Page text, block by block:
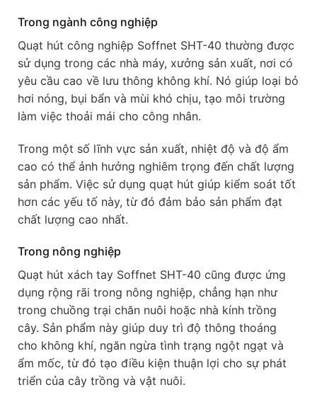
Trong ngành công nghiệp
Quạt hút công nghiệp Soffnet SHT-40 thường được
sử dụng trong các nhà máy, xưởng sản xuất, nơi có
yêu cầu cao về lưu thông không khí. Nó giúp loại bỏ
hơi nóng, bụi bẩn và mùi khó chịu, tạo môi trường
làm việc thoải mái cho công nhân.
Trong một số lĩnh vực sản xuất, nhiệt độ và độ ẩm
cao có thể ảnh hưởng nghiêm trọng đến chất lượng
sản phẩm. Việc sử dụng quạt hút giúp kiểm soát tốt
hơn các yếu tố này, từ đó đảm bảo sản phẩm đạt
chất lượng cao nhất.
Trong nông nghiệp
Quạt hút xách tay Soffnet SHT-40 cũng được ứng
dụng rộng rãi trong nông nghiệp, chẳng hạn như
trong chuồng trại chăn nuôi hoặc nhà kính trồng
cây. Sản phẩm này giúp duy trì độ thông thoáng
cho không khí, ngăn ngừa tình trạng ngột ngạt và
ẩm mốc, từ đó tạo điều kiện thuận lợi cho sự phát
triển của cây trồng và vật nuôi.